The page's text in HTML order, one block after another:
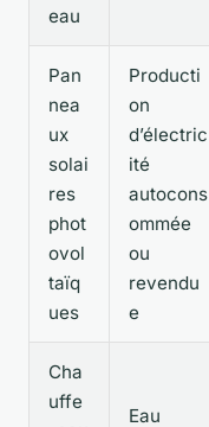
eau
Pan
nea
ux
solai
res
phot
ovol
taïq
ues
Producti
on
d’électric
ité
autocons
ommée
ou
revendu
e
Cha
uffe
Eau